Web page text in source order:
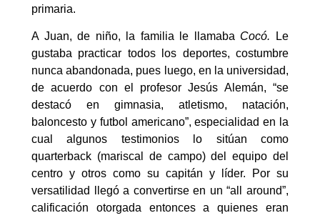
primaria.
A Juan, de niño, la familia le llamaba Cocó. Le
gustaba practicar todos los deportes, costumbre
nunca abandonada, pues luego, en la universidad,
de acuerdo con el profesor Jesús Alemán, “se
destacó en gimnasia, atletismo, natación,
baloncesto y futbol americano”, especialidad en la
cual algunos testimonios lo sitúan como
quarterback (mariscal de campo) del equipo del
centro y otros como su capitán y líder. Por su
versatilidad llegó a convertirse en un “all around”,
calificación otorgada entonces a quienes eran